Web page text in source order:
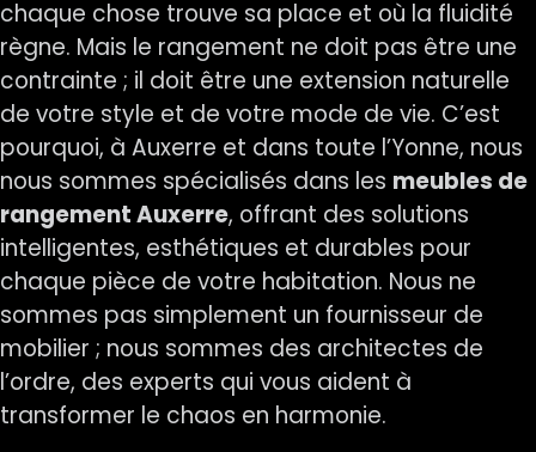
chaque chose trouve sa place et où la fluidité
règne. Mais le rangement ne doit pas être une
contrainte ; il doit être une extension naturelle
de votre style et de votre mode de vie. C’est
pourquoi, à Auxerre et dans toute l’Yonne, nous
nous sommes spécialisés dans les meubles de
rangement Auxerre, offrant des solutions
intelligentes, esthétiques et durables pour
chaque pièce de votre habitation. Nous ne
sommes pas simplement un fournisseur de
mobilier ; nous sommes des architectes de
l’ordre, des experts qui vous aident à
transformer le chaos en harmonie.